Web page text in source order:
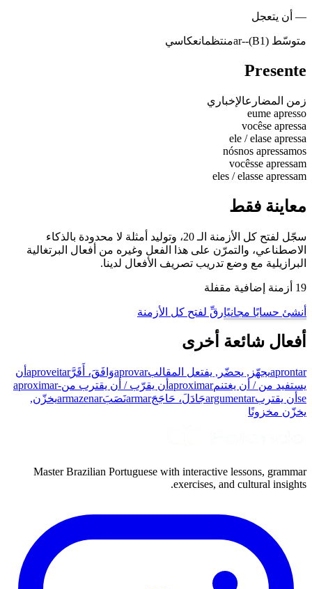
— أن يتعجل
متوسّط (B1) -
-ar منتظمانعكاسي
Presente
زمن المضارعالإخباري
eume apresso
vocêse apressa
ele / elase apressa
nósnos apressamos
vocêsse apressam
eles / elasse apressam
معاينة فقط
سجّل لفتح كل الأزمنة الـ 20، وتوليد أمثلة لا محدودة بالذكاء
الاصطناعي، والتمرّن على هذا الفعل وغيره من أفعال البرتغالية
البرازيلية مع وضع تدريب تصريف الأفعال لدينا.
19 أزمنة إضافية مقفلة
أنشئ حسابًا مجانيًارقِّ لفتح كل الأزمنة
أفعال شائعة أخرى
aprontarيجهّز, يحضّر, يفتعل المقالبaprovarوَافَقَ، أَقَرَّaproveitar أن
يستفيد من / أن يغتنمaproximar أن يقرّب / أن يقترب منaproximar-
se أن يقتربargumentarجَادَلَ، حَاجَجَarmarنَصَبَarmazenarيخزّن,
يخزّن مخزونًا
Master Brazilian Portuguese with interactive lessons, grammar
exercises, and cultural insights.